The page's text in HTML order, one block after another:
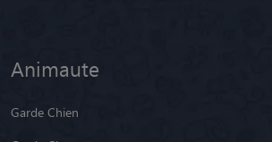
Animaute
Garde Chien